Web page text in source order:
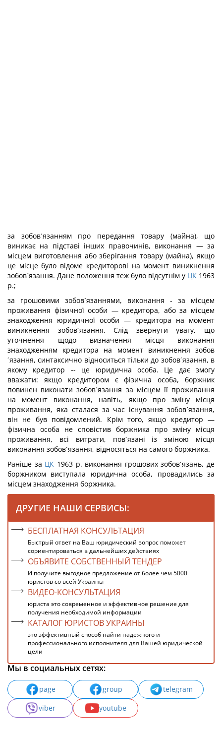
за зобов´язанням про передання товару (майна), що
виникає на підставі інших правочинів, виконання — за
місцем виготовлення або зберігання товару (майна), якщо
це місце було відоме кредиторові на момент виникнення
зобов´язання. Дане положення теж було відсутнім у ЦК 1963
р.;
за грошовими зобов´язаннями, виконання - за місцем
проживання фізичної особи — кредитора, або за місцем
знаходження юридичної особи — кредитора на момент
виникнення зобов´язання. Слід звернути увагу, що
уточнення щодо визначення місця виконання
знаходженням кредитора на момент виникнення зобов
´язання, синтаксично відноситься тільки до зобов´язання, в
якому кредитор -- це юридична особа. Це дає змогу
вважати: якщо кредитором є фізична особа, боржник
повинен виконати зобов´язання за місцем її проживання
на момент виконання, навіть, якщо про зміну місця
проживання, яка сталася за час існування зобов´язання,
він не був повідомлений. Крім того, якщо кредитор —
фізична особа не сповістив боржника про зміну місця
проживання, всі витрати, пов´язані із зміною місця
виконання зобов´язання, відносяться на самого боржника.
Раніше за ЦК 1963 р. виконання грошових зобов´язань, де
боржником виступала юридична особа, провадились за
місцем знаходження боржника.
ДРУГИЕ НАШИ СЕРВИСЫ:
БЕСПЛАТНАЯ КОНСУЛЬТАЦИЯ
Быстрый ответ на Ваш юридический вопрос поможет
сориентироваться в дальнейших действиях
ОБЪЯВИТЕ СОБСТВЕННЫЙ ТЕНДЕР
И получите выгодное предложение от более чем 5000
юристов со всей Украины
ВИДЕО-КОНСУЛЬТАЦИЯ
юриста это современное и эффективное решение для
получения необходимой информации
КАТАЛОГ ЮРИСТОВ УКРАИНЫ
это эффективный способ найти надежного и
профессионального исполнителя для Вашей юридической
цели
Мы в социальных сетях:
page group
telegram
viber
youtube